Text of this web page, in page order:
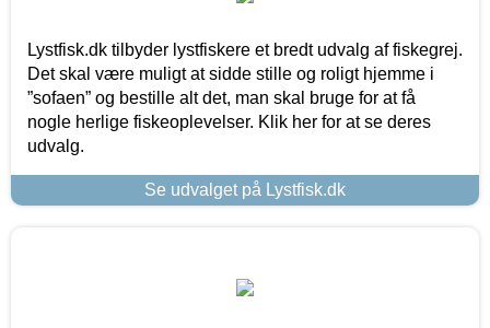
Lystfisk.dk tilbyder lystfiskere et bredt udvalg af fiskegrej.
Det skal være muligt at sidde stille og roligt hjemme i
”sofaen” og bestille alt det, man skal bruge for at få
nogle herlige fiskeoplevelser. Klik her for at se deres
udvalg.
Se udvalget på Lystfisk.dk